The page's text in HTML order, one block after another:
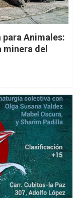
Animales:
minera del